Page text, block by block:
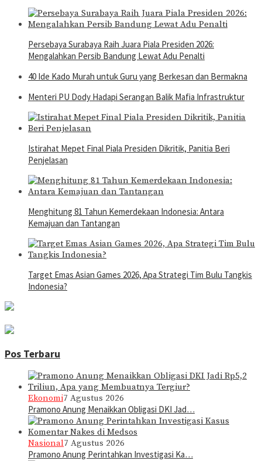
Persebaya Surabaya Raih Juara Piala Presiden 2026:
Mengalahkan Persib Bandung Lewat Adu Penalti
40 Ide Kado Murah untuk Guru yang Berkesan dan Bermakna
Menteri PU Dody Hadapi Serangan Balik Mafia Infrastruktur
Istirahat Mepet Final Piala Presiden Dikritik, Panitia Beri
Penjelasan
Menghitung 81 Tahun Kemerdekaan Indonesia: Antara
Kemajuan dan Tantangan
Target Emas Asian Games 2026, Apa Strategi Tim Bulu Tangkis
Indonesia?
Pos Terbaru
Ekonomi7 Agustus 2026
Pramono Anung Menaikkan Obligasi DKI Jad…
Nasional7 Agustus 2026
Pramono Anung Perintahkan Investigasi Ka…